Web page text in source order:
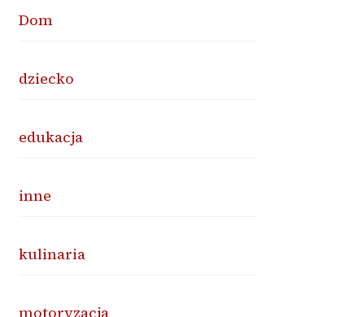
Dom
dziecko
edukacja
inne
kulinaria
motoryzacja